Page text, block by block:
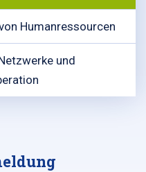
Humanressourcen
und